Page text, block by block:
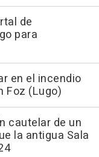
de
para
en el incendio
Foz (Lugo)
cautelar de un
la antigua Sala